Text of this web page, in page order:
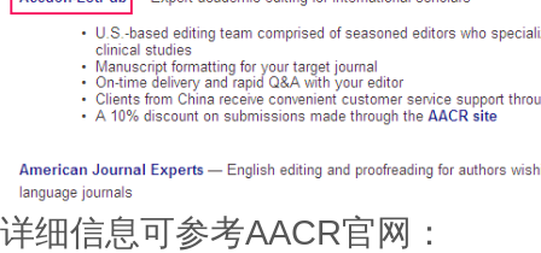
详细信息可参考AACR官网：